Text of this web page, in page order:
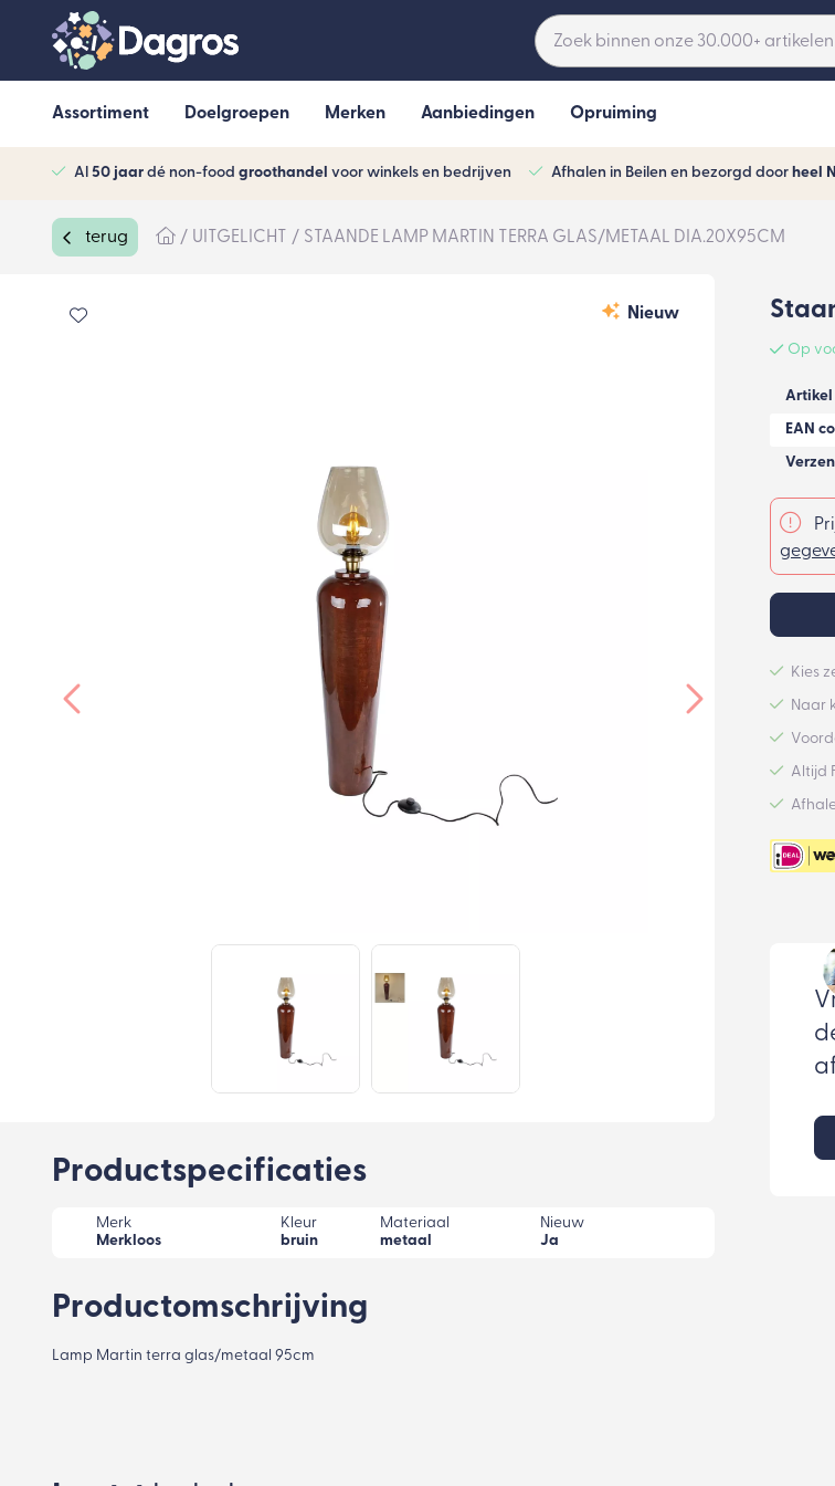
Assortiment Doelgroepen Merken Aanbiedingen Opruiming
Al 50 jaar dé non-food groothandel voor winkels en bedrijven Afhalen in Beilen en bezorgd door heel
terug UITGELICHT STAANDE LAMP MARTIN TERRA GLAS/METAAL DIA.20X95CM
Nieuw
Productspecificaties
Merk
Merkloos
Kleur
bruin
Materiaal
metaal
Nieuw
Ja
Productomschrijving
Lamp Martin terra glas/metaal 95cm
Op
Artikel
EAN
Kies
Naar
Altijd